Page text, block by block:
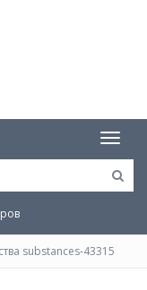
substances-43315